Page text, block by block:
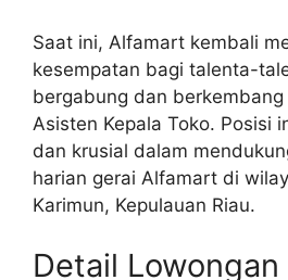
Saat ini, Alfamart kembali
kesempatan bagi talenta-
bergabung dan
Asisten Kepala Toko. Posisi
dan krusial dalam
harian gerai Alfamart di
Karimun, Kepulauan Riau.
Detail Lowongan